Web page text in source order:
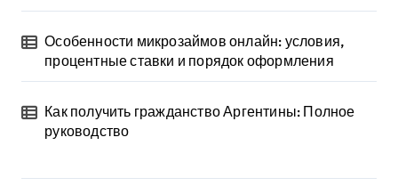
Особенности микрозаймов онлайн: условия,
процентные ставки и порядок оформления
Как получить гражданство Аргентины: Полное
руководство